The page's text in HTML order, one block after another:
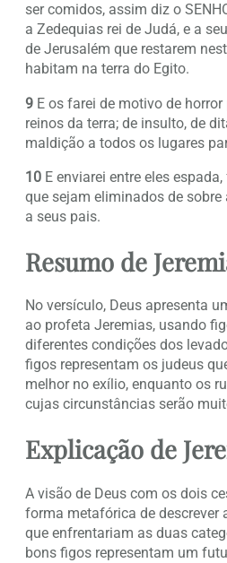
ser comidos, assim diz o
a Zedequias rei de Judá, e a
de Jerusalém que restarem
habitam na terra do Egito.
9 E os farei de motivo de
reinos da terra; de insulto, de
maldição a todos os lugares
10 E enviarei entre eles
que sejam eliminados de sobre
a seus pais.
Resumo de
No versículo, Deus apresenta
ao profeta Jeremias, usando
diferentes condições dos
figos representam os judeus
melhor no exílio, enquanto os
cujas circunstâncias serão
Explicação de
A visão de Deus com os dois
forma metafórica de descrever
que enfrentariam as duas
bons figos representam um